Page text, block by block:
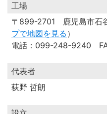
工場
〒899-2701 鹿児島市
プで地図を見る ）
電話：099-248-9240
代表者
荻野 哲朗